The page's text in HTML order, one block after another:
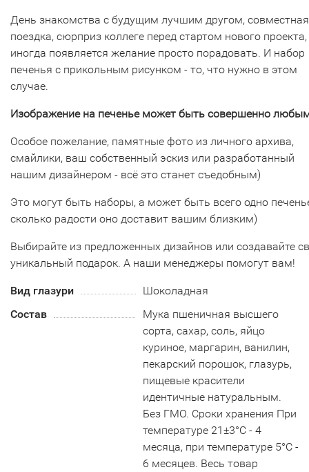
День знакомства с будущим лучшим другом, совместная
поездка, сюрприз коллеге перед стартом нового
иногда появляется желание просто порадовать. И набор
печенья с прикольным рисунком - то, что нужно в этом
случае.
Изображение на печенье может быть совершенно
Особое пожелание, памятные фото из личного архива,
смайлики, ваш собственный эскиз или разработанный
нашим дизайнером - всё это станет съедобным)
Это могут быть наборы, а может быть всего одно
сколько радости оно доставит вашим близким)
Выбирайте из предложенных дизайнов или создавайте
уникальный подарок. А наши менеджеры помогут вам!
Вид глазури
Шоколадная
Состав
Мука пшеничная высшего
сорта, сахар, соль, яйцо
куриное, маргарин, ванилин,
пекарский порошок, глазурь,
пищевые красители
идентичные натуральным.
Без ГМО. Сроки хранения При
температуре 21±3°С - 4
месяца, при температуре 5°С -
6 месяцев. Весь товар